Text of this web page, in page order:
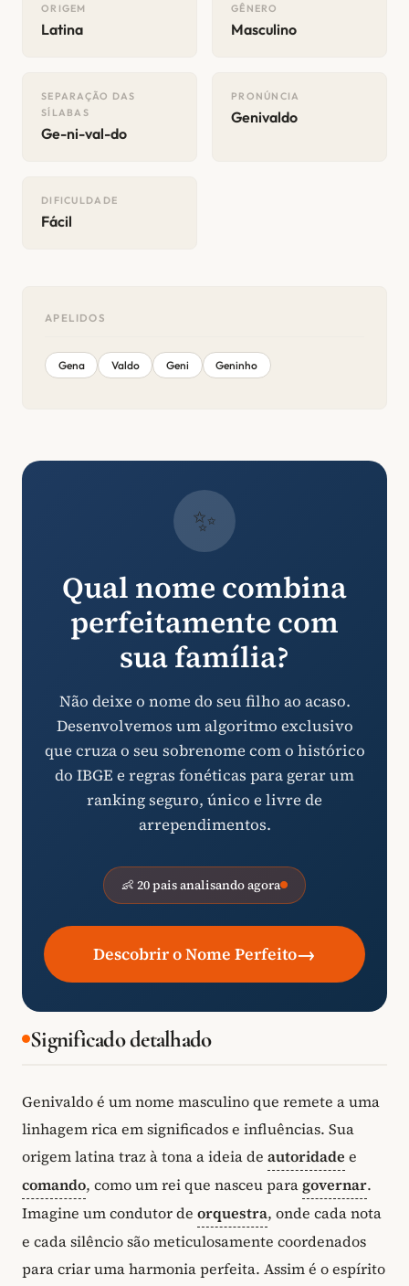
ORIGEM
Latina
GÊNERO
Masculino
SEPARAÇÃO DAS
SÍLABAS
Ge-ni-val-do
PRONÚNCIA
Genivaldo
DIFICULDADE
Fácil
APELIDOS
Gena Valdo Geni Geninho
✨
Qual nome combina
perfeitamente com
sua família?
Não deixe o nome do seu filho ao acaso.
Desenvolvemos um algoritmo exclusivo
que cruza o seu sobrenome com o histórico
do IBGE e regras fonéticas para gerar um
ranking seguro, único e livre de
arrependimentos.
👶 20 pais analisando agora
Descobrir o Nome Perfeito→
Significado detalhado
Genivaldo é um nome masculino que remete a uma
linhagem rica em significados e influências. Sua
origem latina traz à tona a ideia de autoridade e
comando, como um rei que nasceu paragovernar.
Imagine um condutor de orquestra, onde cada nota
e cada silêncio são meticulosamente coordenados
para criar uma harmonia perfeita. Assim é o espírito